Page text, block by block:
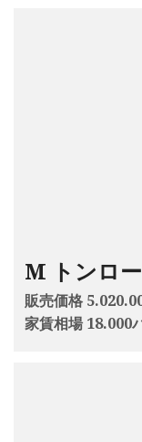
M トンロ
販売価格
家賃相場 18.000